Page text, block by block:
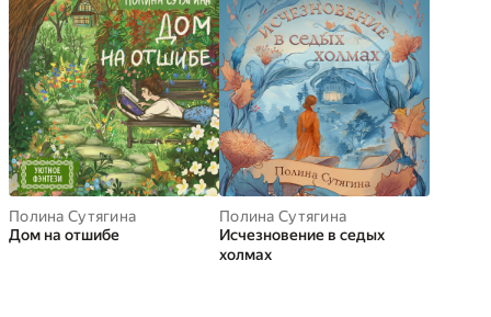
Полина Сутягина
Дом на отшибе
Полина Сутягина
Исчезновение в седых
холмах